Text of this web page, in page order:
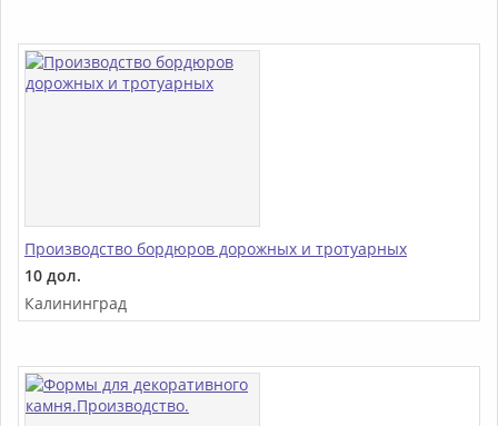
Производство бордюров дорожных и тротуарных
10 дол.
Калининград